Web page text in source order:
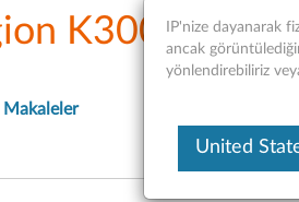
K300 RGB
Makaleler
IP'nize dayanarak
ancak
yönlendirebiliriz
United